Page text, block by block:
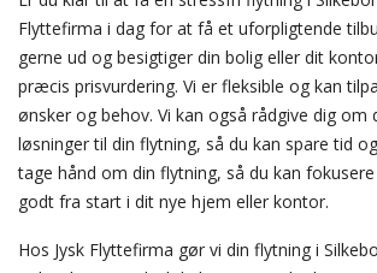
Flyttefirma i dag for at få et uforpligtende
gerne ud og besigtiger din bolig eller dit
præcis prisvurdering. Vi er fleksible og kan
ønsker og behov. Vi kan også rådgive dig om
løsninger til din flytning, så du kan spare tid
tage hånd om din flytning, så du kan
godt fra start i dit nye hjem eller kontor.
Hos Jysk Flyttefirma gør vi din flytning i